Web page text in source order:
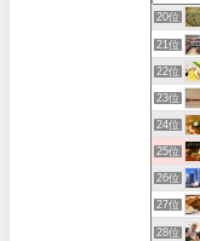
20位
21位
22位
23位
24位
25位
26位
27位
28位